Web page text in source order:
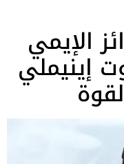
الإيمي
إينيملي